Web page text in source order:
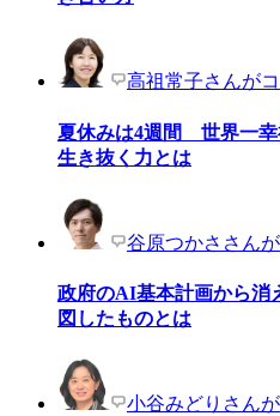
高祖常子さんが
夏休みは4週間 世界一
生き抜く力とは
谷原つかささん
政府のAI基本計画から
図したものとは
小谷みどりさん